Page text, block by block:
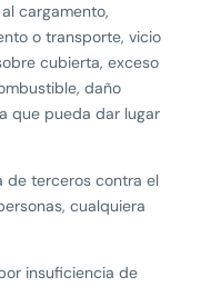
cargamento,
o transporte, vicio
cubierta, exceso
daño
que pueda dar lugar
de terceros contra el
cualquiera
insuficiencia de